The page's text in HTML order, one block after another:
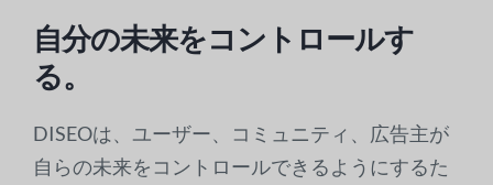
自分の未来をコントロールす
る。
DISEOは、ユーザー、コミュニティ、広告主が
自らの未来をコントロールできるようにするた